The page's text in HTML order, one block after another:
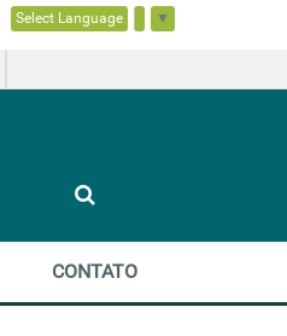
Select Language ▼
CONTATO